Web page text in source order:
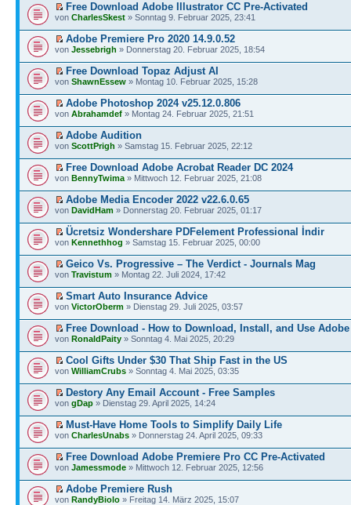
Free Download Adobe Illustrator CC Pre-Activated
von CharlesSkest » Sonntag 9. Februar 2025, 23:41
Adobe Premiere Pro 2020 14.9.0.52
von Jessebrigh » Donnerstag 20. Februar 2025, 18:54
Free Download Topaz Adjust AI
von ShawnEssew » Montag 10. Februar 2025, 15:28
Adobe Photoshop 2024 v25.12.0.806
von Abrahamdef » Montag 24. Februar 2025, 21:51
Adobe Audition
von ScottPrigh » Samstag 15. Februar 2025, 22:12
Free Download Adobe Acrobat Reader DC 2024
von BennyTwima » Mittwoch 12. Februar 2025, 21:08
Adobe Media Encoder 2022 v22.6.0.65
von DavidHam » Donnerstag 20. Februar 2025, 01:17
Ücretsiz Wondershare PDFelement Professional İndir
von Kennethhog » Samstag 15. Februar 2025, 00:00
Geico Vs. Progressive – The Verdict - Journals Mag
von Travistum » Montag 22. Juli 2024, 17:42
Smart Auto Insurance Advice
von VictorOberm » Dienstag 29. Juli 2025, 03:57
Free Download - How to Download, Install, and Use
von RonaldPaity » Sonntag 4. Mai 2025, 20:29
Cool Gifts Under $30 That Ship Fast in the US
von WilliamCrubs » Sonntag 4. Mai 2025, 03:35
Destory Any Email Account - Free Samples
von gDap » Dienstag 29. April 2025, 14:24
Must-Have Home Tools to Simplify Daily Life
von CharlesUnabs » Donnerstag 24. April 2025, 09:33
Free Download Adobe Premiere Pro CC Pre-Activated
von Jamessmode » Mittwoch 12. Februar 2025, 12:56
Adobe Premiere Rush
von RandyBiolo » Freitag 14. März 2025, 15:07